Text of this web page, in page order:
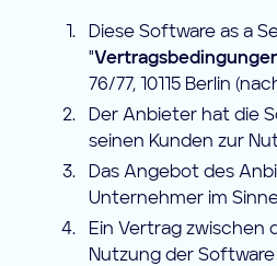
Diese Software as a
"
76/77, 10115 Berlin
Der Anbieter hat die
seinen Kunden zur
Das Angebot des
Unternehmer im Sinne
Ein Vertrag zwischen
Nutzung der